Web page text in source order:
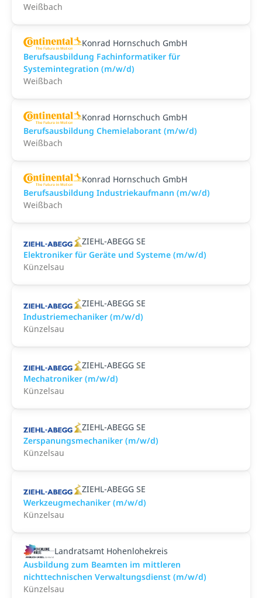
Weißbach
Konrad Hornschuch GmbH
Berufsausbildung Fachinformatiker für
Systemintegration (m/w/d)
Weißbach
Konrad Hornschuch GmbH
Berufsausbildung Chemielaborant (m/w/d)
Weißbach
Konrad Hornschuch GmbH
Berufsausbildung Industriekaufmann (m/w/d)
Weißbach
ZIEHL-ABEGG SE
Elektroniker für Geräte und Systeme (m/w/d)
Künzelsau
ZIEHL-ABEGG SE
Industriemechaniker (m/w/d)
Künzelsau
ZIEHL-ABEGG SE
Mechatroniker (m/w/d)
Künzelsau
ZIEHL-ABEGG SE
Zerspanungsmechaniker (m/w/d)
Künzelsau
ZIEHL-ABEGG SE
Werkzeugmechaniker (m/w/d)
Künzelsau
Landratsamt Hohenlohekreis
Ausbildung zum Beamten im mittleren
nichttechnischen Verwaltungsdienst (m/w/d)
Künzelsau